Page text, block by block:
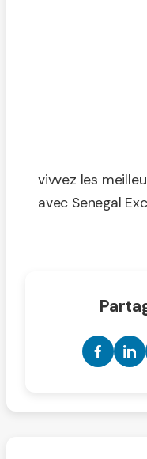
vivvez les
avec Senegal